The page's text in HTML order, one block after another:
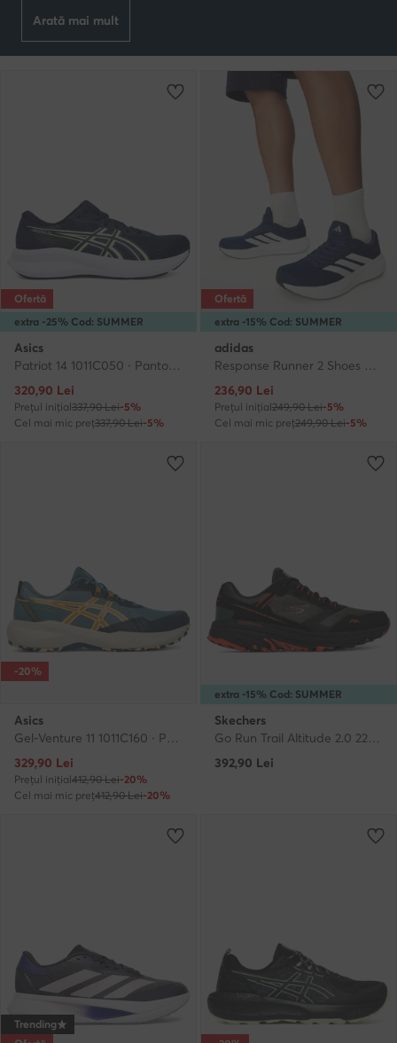
Arată mai mult
extra -25% Cod: SUMMER
Ofertă
Asics
Patriot 14 1011C050 · Pantofi pentru alergare
Prețul actual
320,90 Lei
Prețul inițial337,90 Lei-5%
Cel mai mic preț337,90 Lei-5%
extra -15% Cod: SUMMER
Ofertă
adidas
Response Runner 2 Shoes KJ1735 · Pantofi pentru alergare
Prețul actual
236,90 Lei
Prețul inițial249,90 Lei-5%
Cel mai mic preț249,90 Lei-5%
-20%
Asics
Gel-Venture 11 1011C160 · Pantofi pentru alergare
Prețul actual
329,90 Lei
Prețul inițial412,90 Lei-20%
Cel mai mic preț412,90 Lei-20%
extra -15% Cod: SUMMER
Skechers
Go Run Trail Altitude 2.0 220754 BKOR · Pantofi pentru alergare
392,90 Lei
Trending